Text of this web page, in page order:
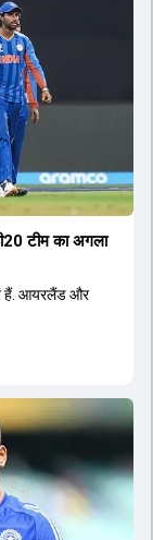
टीम का अगला
हैं. आयरलैंड और